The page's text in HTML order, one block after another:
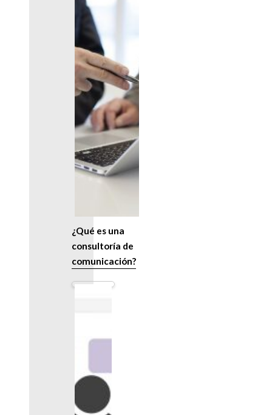
¿Qué es una
consultoría de
comunicación?